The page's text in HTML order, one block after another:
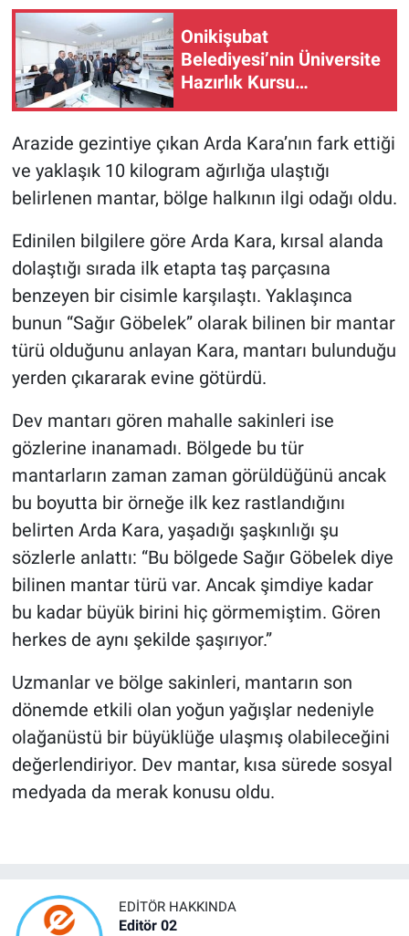
Onikişubat
Belediyesi’nin Üniversite
Hazırlık Kursu
Arazide gezintiye çıkan Arda Kara’nın fark ettiği
ve yaklaşık 10 kilogram ağırlığa ulaştığı
belirlenen mantar, bölge halkının ilgi odağı oldu.
Edinilen bilgilere göre Arda Kara, kırsal alanda
dolaştığı sırada ilk etapta taş parçasına
benzeyen bir cisimle karşılaştı. Yaklaşınca
bunun “Sağır Göbelek” olarak bilinen bir mantar
türü olduğunu anlayan Kara, mantarı bulunduğu
yerden çıkararak evine götürdü.
Dev mantarı gören mahalle sakinleri ise
gözlerine inanamadı. Bölgede bu tür
mantarların zaman zaman görüldüğünü ancak
bu boyutta bir örneğe ilk kez rastlandığını
belirten Arda Kara, yaşadığı şaşkınlığı şu
sözlerle anlattı: “Bu bölgede Sağır Göbelek diye
bilinen mantar türü var. Ancak şimdiye kadar
bu kadar büyük birini hiç görmemiştim. Gören
herkes de aynı şekilde şaşırıyor.”
Uzmanlar ve bölge sakinleri, mantarın son
dönemde etkili olan yoğun yağışlar nedeniyle
olağanüstü bir büyüklüğe ulaşmış olabileceğini
değerlendiriyor. Dev mantar, kısa sürede sosyal
medyada da merak konusu oldu.
EDITÖR HAKKINDA
Editör 02